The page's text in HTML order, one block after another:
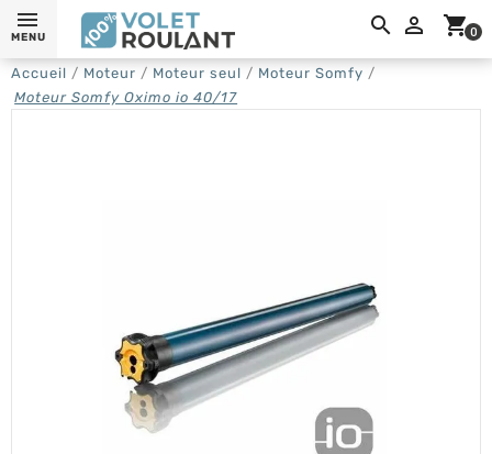
 shopping_cart0
MENU
Accueil Moteur Moteur seul
Moteur Somfy
Moteur Somfy Oximo io 40/17